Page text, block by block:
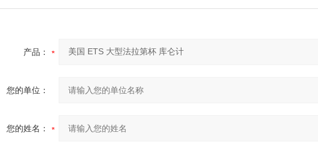
产品：
您的单位：
您的姓名：